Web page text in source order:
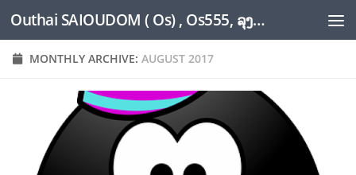
Skip to content Outhai SAIOUDOM ( Os) , Os555, ລຸງໂອ້ດ, LoungOs, UngleOs, XW1OS Official Website...
MONTHLY ARCHIVE: AUGUST 2017